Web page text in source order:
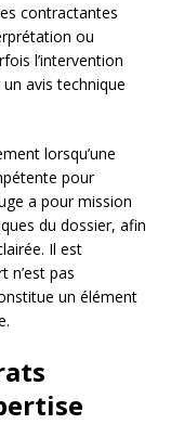
contractantes
ou
l’intervention
avis technique
lorsqu’une
pour
a pour mission
du dossier, afin
Il est
n’est pas
un élément